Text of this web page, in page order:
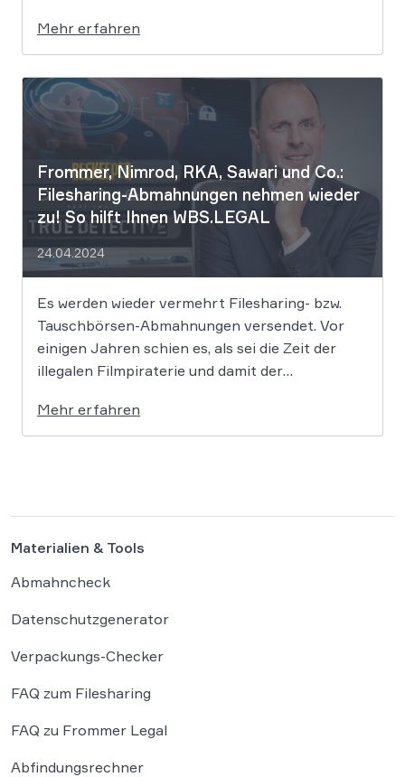
Hintermänner von „Movie2k.to“ begonnen. Das
war in den frühen 2010er Jahren eine […]
Mehr erfahren
Frommer, Nimrod, RKA, Sawari und Co.:
Filesharing-Abmahnungen nehmen wieder
zu! So hilft Ihnen WBS.LEGAL
24.04.2024
Es werden wieder vermehrt Filesharing- bzw.
Tauschbörsen-Abmahnungen versendet. Vor
einigen Jahren schien es, als sei die Zeit der
illegalen Filmpiraterie und damit der
nicht so. Vor allem die bekannte Kanzlei
Frommer.Legal sowie einige weitere Kanzleien
Mehr erfahren
Materialien & Tools
Abmahncheck
Datenschutzgenerator
Verpackungs-Checker
FAQ zum Filesharing
FAQ zu Frommer Legal
Abfindungsrechner